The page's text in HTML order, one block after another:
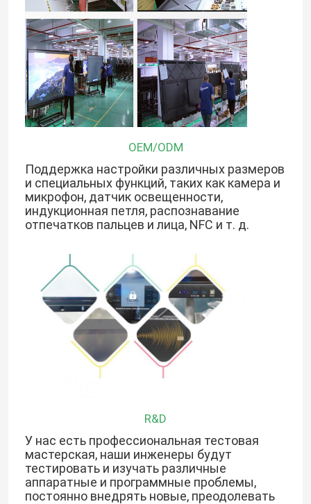
OEM/ODM
Поддержка настройки различных размеров
и специальных функций, таких как камера и
микрофон, датчик освещенности,
индукционная петля, распознавание
отпечатков пальцев и лица, NFC и т. д.
R&D
У нас есть профессиональная тестовая
мастерская, наши инженеры будут
тестировать и изучать различные
аппаратные и программные проблемы,
постоянно внедрять новые, преодолевать